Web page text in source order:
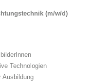
(m/w/d)
Technologien
Ausbildung